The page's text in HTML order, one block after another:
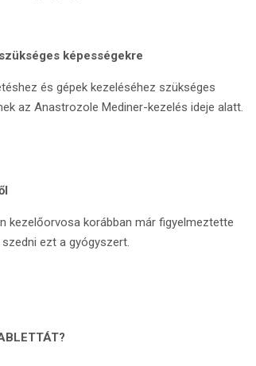
képességekre
és gépek kezeléséhez szükséges
az Anastrozole Mediner-kezelés ideje alatt.
kezelőorvosa korábban már figyelmeztette
ezt a gyógyszert.